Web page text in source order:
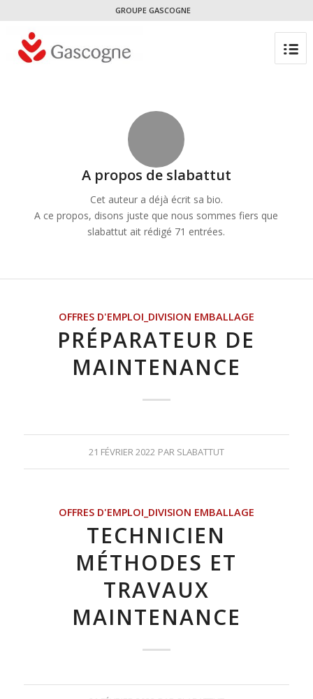
GROUPE GASCOGNE
A propos de slabattut
Cet auteur a déjà écrit sa bio.
A ce propos, disons juste que nous sommes fiers que
slabattut ait rédigé 71 entrées.
OFFRES D'EMPLOI_DIVISION EMBALLAGE
PRÉPARATEUR DE
MAINTENANCE
21 FÉVRIER 2022 PAR SLABATTUT
OFFRES D'EMPLOI_DIVISION EMBALLAGE
TECHNICIEN
MÉTHODES ET
TRAVAUX
MAINTENANCE